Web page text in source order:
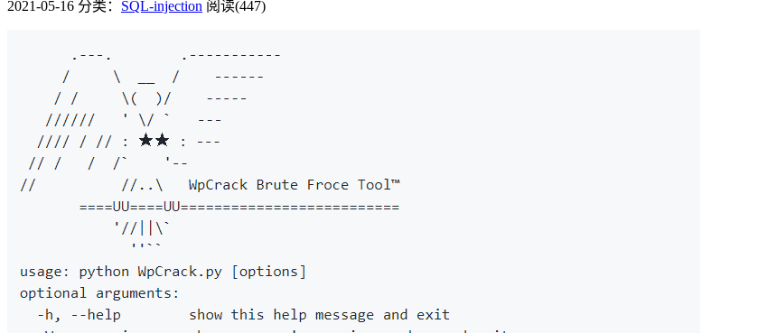
2021-05-16 分类： SQL-injection 阅读(447)